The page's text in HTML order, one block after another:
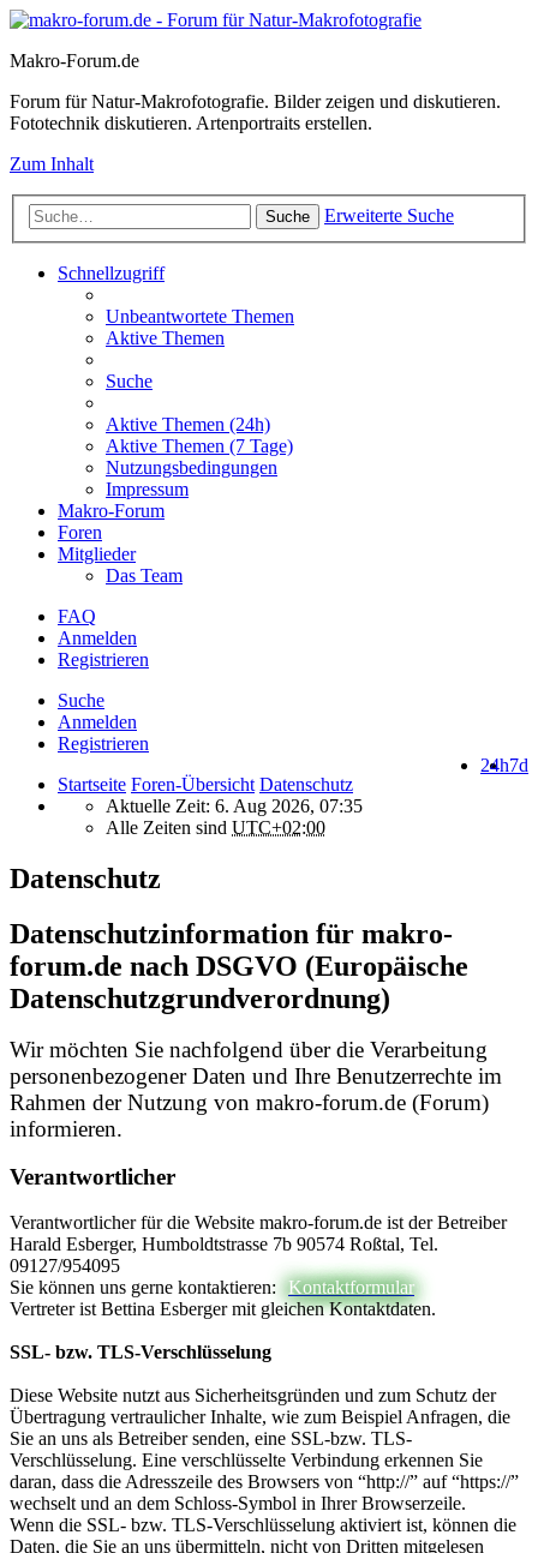
Makro-Forum.de
Forum für Natur-Makrofotografie. Bilder zeigen und diskutieren.
Fototechnik diskutieren. Artenportraits erstellen.
Zum Inhalt
Suche Erweiterte Suche
Schnellzugriff
Unbeantwortete Themen
Aktive Themen
Suche
Aktive Themen (24h)
Aktive Themen (7 Tage)
Nutzungsbedingungen
Impressum
Makro-Forum
Foren
Mitglieder
Das Team
FAQ
Anmelden
Registrieren
Suche
Anmelden
Registrieren
7d
24h
Startseite Foren-Übersicht Datenschutz
Aktuelle Zeit: 6. Aug 2026, 07:35
Alle Zeiten sind UTC+02:00
Datenschutz
Datenschutzinformation für makro-
forum.de nach DSGVO (Europäische
Datenschutzgrundverordnung)
Wir möchten Sie nachfolgend über die Verarbeitung
personenbezogener Daten und Ihre Benutzerrechte im
Rahmen der Nutzung von makro-forum.de (Forum)
informieren.
Verantwortlicher
Verantwortlicher für die Website makro-forum.de ist der Betreiber
Harald Esberger, Humboldtstrasse 7b 90574 Roßtal, Tel.
09127/954095
Sie können uns gerne kontaktieren:
Kontaktformular
Vertreter ist Bettina Esberger mit gleichen Kontaktdaten.
SSL- bzw. TLS-Verschlüsselung
Diese Website nutzt aus Sicherheitsgründen und zum Schutz der
Übertragung vertraulicher Inhalte, wie zum Beispiel Anfragen, die
Sie an uns als Betreiber senden, eine SSL-bzw. TLS-
Verschlüsselung. Eine verschlüsselte Verbindung erkennen Sie
daran, dass die Adresszeile des Browsers von “http://” auf “https://”
wechselt und an dem Schloss-Symbol in Ihrer Browserzeile.
Wenn die SSL- bzw. TLS-Verschlüsselung aktiviert ist, können die
Daten, die Sie an uns übermitteln, nicht von Dritten mitgelesen